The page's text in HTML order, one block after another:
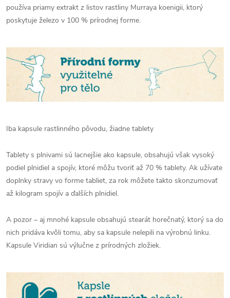
používa priamy extrakt z listov rastliny Murraya koenigii, ktorý
poskytuje železo v 100 % prírodnej forme.
Iba kapsule rastlinného pôvodu, žiadne tablety
Tablety s plnivami sú lacnejšie ako kapsule, obsahujú však vysoký
podiel plnidiel a spojív, ktoré môžu tvoriť až 70 % tablety. Ak užívate
doplnky stravy vo forme tabliet, za rok môžete takto skonzumovať
až kilogram spojív a ďalších plnidiel.
A pozor – aj mnohé kapsule obsahujú stearát horečnatý, ktorý sa do
nich pridáva kvôli tomu, aby sa kapsule nelepili na výrobnú linku.
Kapsule Viridian sú výlučne z prírodných zložiek.